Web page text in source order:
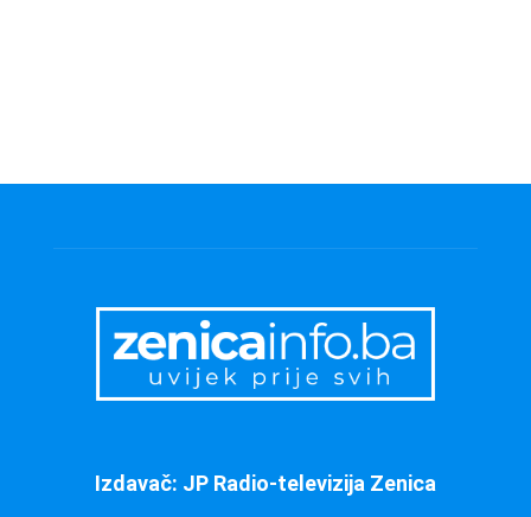
Izdavač: JP Radio-televizija Zenica